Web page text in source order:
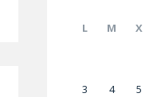
L M X
3 4 5